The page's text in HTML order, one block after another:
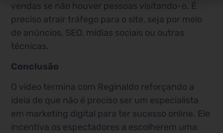
vendas se não houver pessoas visitando-o. É
preciso atrair tráfego para o site, seja por meio
de anúncios, SEO, mídias sociais ou outras
técnicas.
Conclusão
O vídeo termina com Reginaldo reforçando a
ideia de que não é preciso ser um especialista
em marketing digital para ter sucesso online. Ele
incentiva os espectadores a escolherem uma